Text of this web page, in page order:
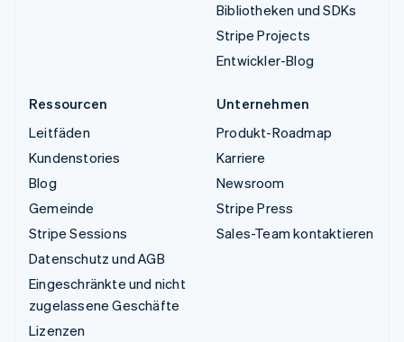
Bibliotheken und SDKs
Stripe Projects
Entwickler-Blog
Ressourcen
Leitfäden
Kundenstories
Blog
Gemeinde
Stripe Sessions
Datenschutz und AGB
Eingeschränkte und nicht
zugelassene Geschäfte
Lizenzen
Unternehmen
Produkt-Roadmap
Karriere
Newsroom
Stripe Press
Sales-Team kontaktieren